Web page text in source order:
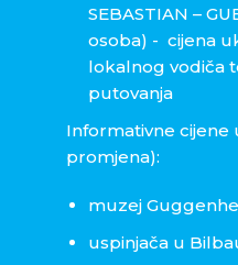
SEBASTIAN –
osoba) - cijena
lokalnog vodiča
putovanja
Informativne cijene
promjena):
muzej
uspinjača u